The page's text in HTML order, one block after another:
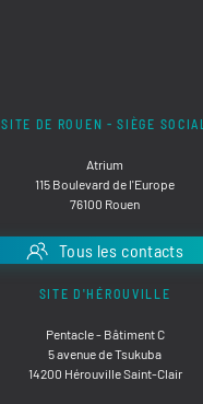
SITE DE ROUEN - SIÈGE SOCIAL
Atrium
115 Boulevard de l'Europe
76100 Rouen
Tous les contacts
SITE D'HÉROUVILLE
Pentacle - Bâtiment C
5 avenue de Tsukuba
14200 Hérouville Saint-Clair